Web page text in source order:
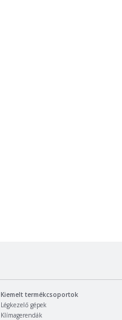
Kiemelt termékcsoportok
Légkezelő gépek
Klímagerendák